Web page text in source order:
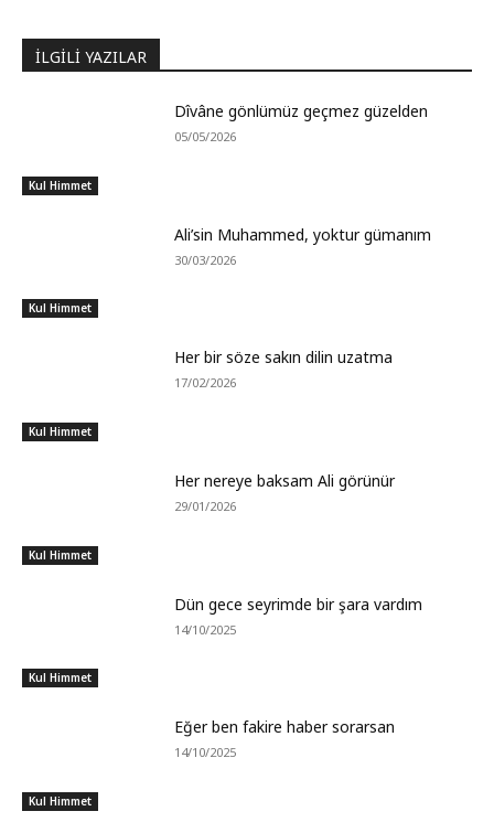
İLGİLİ YAZILAR
Kul Himmet
Dîvâne gönlümüz geçmez güzelden
05/05/2026
Kul Himmet
Ali’sin Muhammed, yoktur gümanım
30/03/2026
Kul Himmet
Her bir söze sakın dilin uzatma
17/02/2026
Kul Himmet
Her nereye baksam Ali görünür
29/01/2026
Kul Himmet
Dün gece seyrimde bir şara vardım
14/10/2025
Kul Himmet
Eğer ben fakire haber sorarsan
14/10/2025